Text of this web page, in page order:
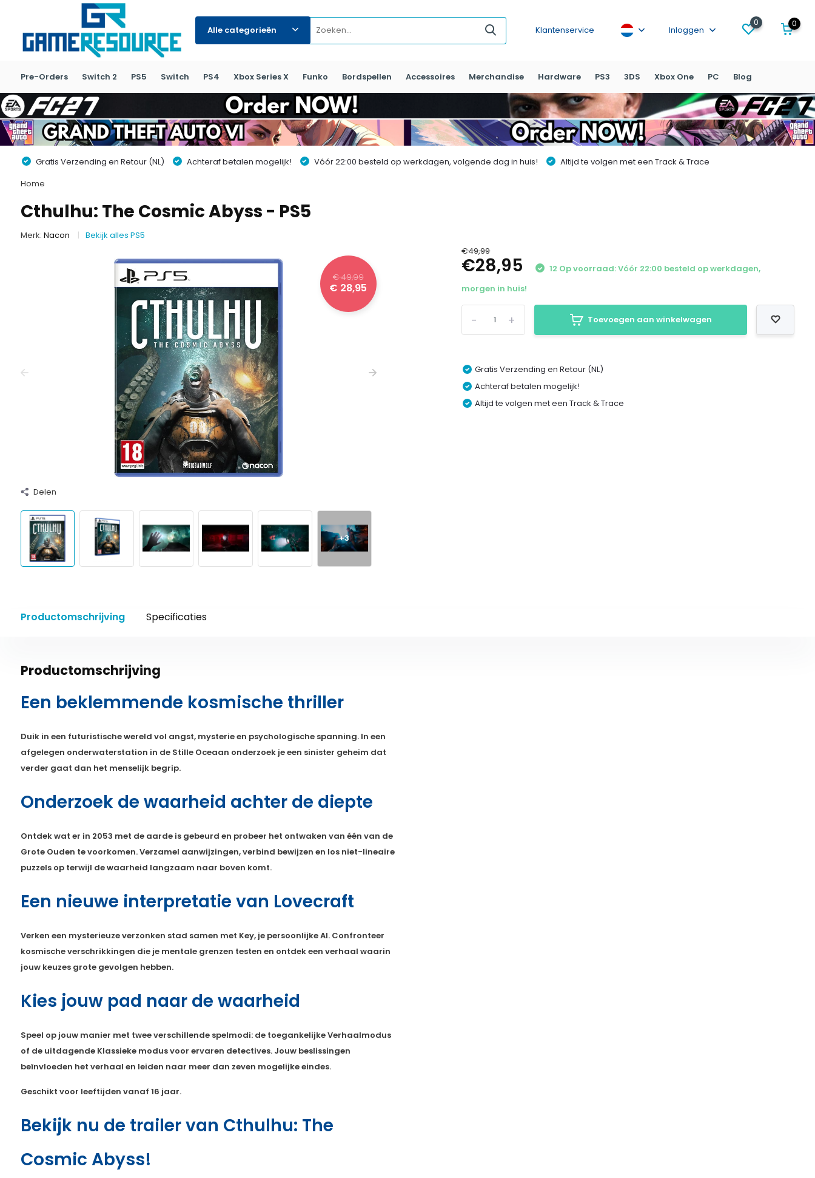
Alle categorieën Klantenservice Inloggen
0 0
Pre-Orders Switch 2 PS5 Switch PS4 Xbox Series X Funko Bordspellen Accessoires Merchandise Hardware PS3 3DS Xbox One PC Blog
Gratis Verzending en Retour (NL) Achteraf betalen mogelijk! Vóór 22:00 besteld op werkdagen, volgende dag in huis!
Altijd te volgen met een Track & Trace
Home
Cthulhu: The Cosmic Abyss - PS5
Merk: Nacon Bekijk alles PS5
€ 49,99
€ 28,95
Delen
+3
€49,99
€28,95
12 Op voorraad: Vóór 22:00 besteld op werkdagen,
morgen in huis!
+
- Toevoegen aan winkelwagen
Gratis Verzending en Retour (NL)
Achteraf betalen mogelijk!
Altijd te volgen met een Track & Trace
Productomschrijving Specificaties
Productomschrijving
Een beklemmende kosmische thriller
Duik in een futuristische wereld vol angst, mysterie en psychologische spanning. In een
afgelegen onderwaterstation in de Stille Oceaan onderzoek je een sinister geheim dat
verder gaat dan het menselijk begrip.
Onderzoek de waarheid achter de diepte
Ontdek wat er in 2053 met de aarde is gebeurd en probeer het ontwaken van één van de
Grote Ouden te voorkomen. Verzamel aanwijzingen, verbind bewijzen en los niet-lineaire
puzzels op terwijl de waarheid langzaam naar boven komt.
Een nieuwe interpretatie van Lovecraft
Verken een mysterieuze verzonken stad samen met Key, je persoonlijke AI. Confronteer
kosmische verschrikkingen die je mentale grenzen testen en ontdek een verhaal waarin
jouw keuzes grote gevolgen hebben.
Kies jouw pad naar de waarheid
Speel op jouw manier met twee verschillende spelmodi: de toegankelijke Verhaalmodus
of de uitdagende Klassieke modus voor ervaren detectives. Jouw beslissingen
beïnvloeden het verhaal en leiden naar meer dan zeven mogelijke eindes.
Geschikt voor leeftijden vanaf 16 jaar.
Bekijk nu de trailer van Cthulhu: The
Cosmic Abyss!